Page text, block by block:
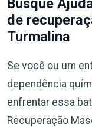
de
Turmalina
Se você ou um
dependência
enfrentar essa
Recuperação